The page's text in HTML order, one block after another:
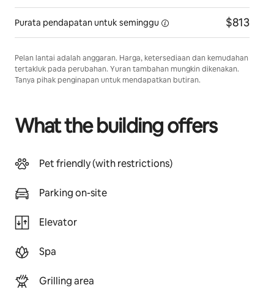
Purata pendapatanuntuk seminggu $813
Pelan lantai adalah anggaran. Harga, ketersediaan dan kemudahan
tertakluk pada perubahan. Yuran tambahan mungkin dikenakan.
Tanya pihak penginapan untuk mendapatkan butiran.
What the building offers
Pet friendly (with restrictions)
Parking on-site
Elevator
Spa
Grilling area